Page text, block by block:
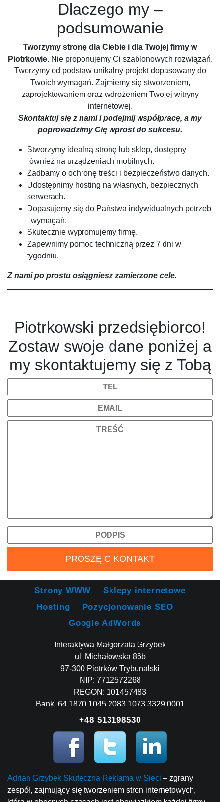
Dlaczego my –
podsumowanie
Tworzymy stronę dla Ciebie i dla Twojej firmy w
Piotrkowie. Nie proponujemy Ci szablonowych rozwiązań.
Tworzymy od podstaw unikalny projekt dopasowany do
Twoich wymagań. Zajmiemy się stworzeniem,
zaprojektowaniem oraz wdrożeniem Twojej witryny
internetowej.
Skontaktuj się z nami i podejmij współpracę, a my
poprowadzimy Cię wprost do sukcesu.
Stworzymy idealną stronę lub sklep, dostępny
również na urządzeniach mobilnych.
Zadbamy o ochronę treści i bezpieczeństwo danych.
Udostępnimy hosting na własnych, bezpiecznych
serwerach.
Dopasujemy się do Państwa indywidualnych potrzeb
i wymagań.
Skutecznie wypromujemy firmę.
Zapewnimy pomoc techniczną przez 7 dni w
tygodniu.
Z nami po prostu osiągniesz zamierzone cele.
Piotrkowski przedsiębiorco!
Zostaw swoje dane poniżej a
my skontaktujemy się z Tobą
Strony WWW
Sklepy internetowe
Hosting
Pozycjonowanie SEO
Google AdWords
Interaktywa Małgorzata Grzybek
ul. Michałowska 86b
97-300 Piotrków Trybunalski
NIP: 7712572268
REGON: 101457483
Bank: 64 1870 1045 2083 1073 3329 0001
+48 513198530
Adrian Grzybek Skuteczna Reklama w Sieci – zgrany
zespół, zajmujący się tworzeniem stron internetowych,